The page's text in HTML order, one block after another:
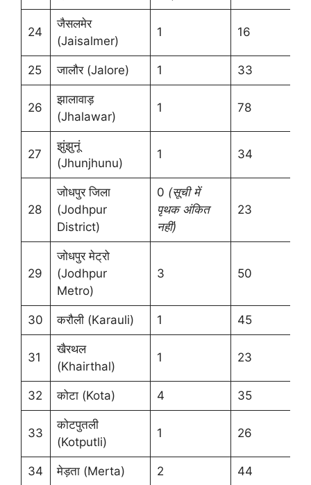
24
जैसलमेर
(Jaisalmer)
1 16
25 जालौर (Jalore) 1 33
26
झालावाड़
(Jhalawar)
1 78
27
झुंझुनूं
(Jhunjhunu)
1 34
28
जोधपुर जिला
(Jodhpur
District)
0 (सूची में
पृथक अंकित
नहीं)
23
29
जोधपुर मेट्रो
(Jodhpur
Metro)
3 50
30 करौली (Karauli) 1 45
31
खैरथल
(Khairthal)
1 23
32 कोटा (Kota) 4 35
33
कोटपुतली
(Kotputli)
1 26
34 मेड़ता (Merta) 2 44